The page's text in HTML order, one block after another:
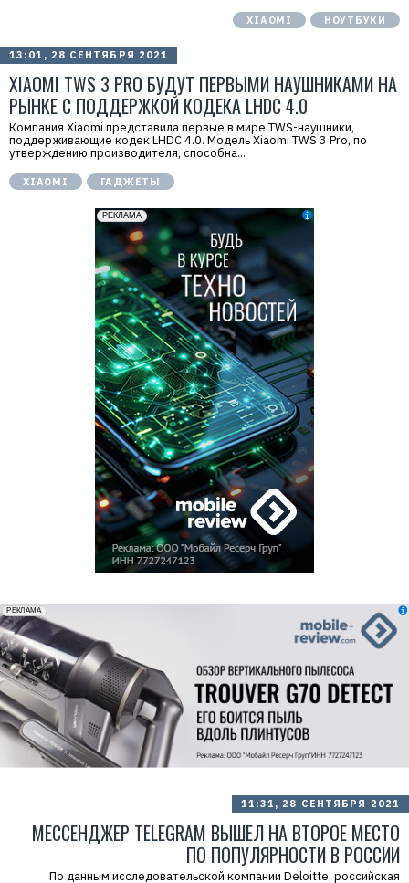
XIAOMI НОУТБУКИ
13:01, 28 СЕНТЯБРЯ 2021
XIAOMI TWS 3 PRO БУДУТ ПЕРВЫМИ НАУШНИКАМИ НА
РЫНКЕ С ПОДДЕРЖКОЙ КОДЕКА LHDC 4.0
Компания Xiaomi представила первые в мире TWS-наушники,
поддерживающие кодек LHDC 4.0. Модель Xiaomi TWS 3 Pro, по
утверждению производителя, способна...
XIAOMI ГАДЖЕТЫ
11:31, 28 СЕНТЯБРЯ 2021
МЕССЕНДЖЕР TELEGRAM ВЫШЕЛ НА ВТОРОЕ МЕСТО
ПО ПОПУЛЯРНОСТИ В РОССИИ
По данным исследовательской компании Deloitte, российская
erid: 2VfnxxmNzs5
РЕКЛАМА